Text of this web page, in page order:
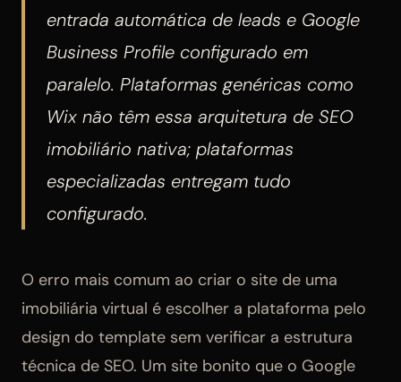
entrada automática de leads e Google
Business Profile configurado em
paralelo. Plataformas genéricas como
Wix não têm essa arquitetura de SEO
imobiliário nativa; plataformas
especializadas entregam tudo
configurado.
O erro mais comum ao criar o site de uma
imobiliária virtual é escolher a plataforma pelo
design do template sem verificar a estrutura
técnica de SEO. Um site bonito que o Google